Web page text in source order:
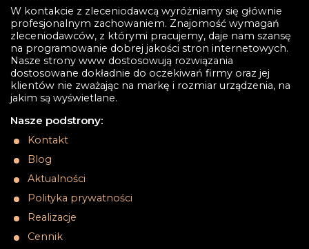
W kontakcie z zleceniodawcą wyróżniamy się głównie
profesjonalnym zachowaniem. Znajomość wymagań
zleceniodawców, z którymi pracujemy, daje nam szansę
na programowanie dobrej jakości stron internetowych.
Nasze strony www dostosowują rozwiązania
dostosowane dokładnie do oczekiwań firmy oraz jej
klientów nie zważając na markę i rozmiar urządzenia, na
jakim są wyświetlane.
Nasze podstrony:
Kontakt
Blog
Aktualności
Polityka prywatności
Realizacje
Cennik